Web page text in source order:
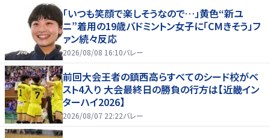
「いつも笑顔で楽しそうなので…」黄色“新ユ
ニ”着用の19歳バドミントン女子に「CMきそう」フ
ァン続々反応
2026/08/08 16:10バレー
前回大会王者の鎮西高らすべてのシード校がベ
スト4入り 大会最終日の勝負の行方は【近畿イン
ターハイ2026】
2026/08/07 22:22バレー